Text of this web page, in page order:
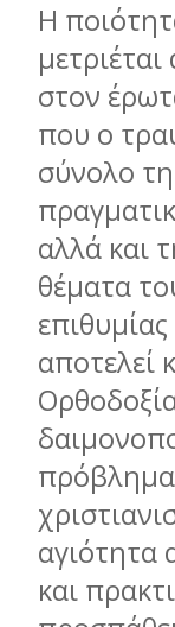
Η
στον
που ο
σύνολο
αλλά και
θέματα
αποτελεί
αγιότητα
και